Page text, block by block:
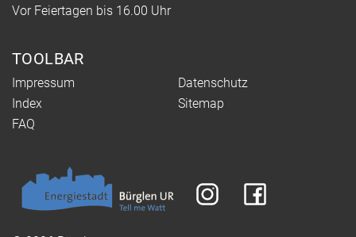
Vor Feiertagen bis 16.00 Uhr
TOOLBAR
Impressum
Datenschutz
Index
Sitemap
FAQ